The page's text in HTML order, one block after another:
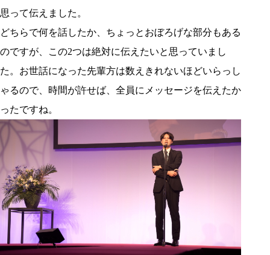
思って伝えました。
どちらで何を話したか、ちょっとおぼろげな部分もある
のですが、この2つは絶対に伝えたいと思っていまし
た。お世話になった先輩方は数えきれないほどいらっし
ゃるので、時間が許せば、全員にメッセージを伝えたか
ったですね。